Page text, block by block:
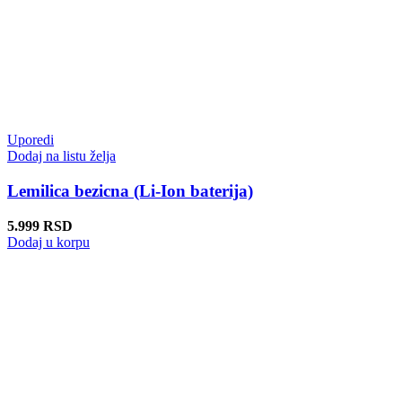
Uporedi
Dodaj na listu želja
Lemilica bezicna (Li-Ion baterija)
5.999 RSD
Dodaj u korpu